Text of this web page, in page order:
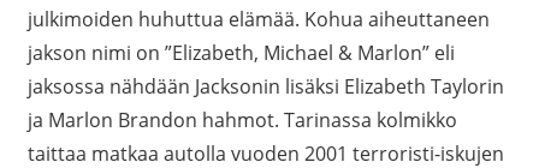
julkimoiden huhuttua elämää. Kohua aiheuttaneen
jakson nimi on ”Elizabeth, Michael & Marlon” eli
jaksossa nähdään Jacksonin lisäksi Elizabeth Taylorin
ja Marlon Brandon hahmot. Tarinassa kolmikko
taittaa matkaa autolla vuoden 2001 terroristi-iskujen